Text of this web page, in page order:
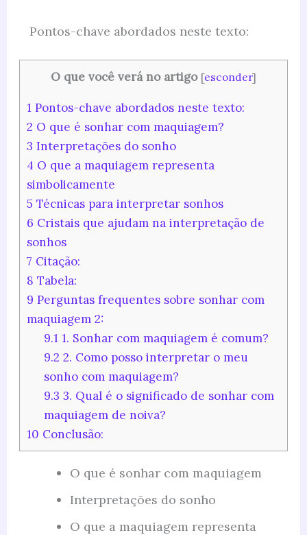
Pontos-chave abordados neste texto:
O que você verá no artigo [esconder]
1Pontos-chave abordados neste texto:
2 O que é sonhar com maquiagem?
3 Interpretações do sonho
4 O que a maquiagem representa
simbolicamente
5 Técnicas para interpretar sonhos
6 Cristais que ajudam na interpretação de
sonhos
7 Citação:
8 Tabela:
9 Perguntas frequentes sobre sonhar com
maquiagem 2:
9.1 1. Sonhar com maquiagem é comum?
9.2 2. Como posso interpretar o meu
sonho com maquiagem?
9.3 3. Qual é o significado de sonhar com
maquiagem de noiva?
10 Conclusão:
O que é sonhar com maquiagem
Interpretações do sonho
O que a maquiagem representa